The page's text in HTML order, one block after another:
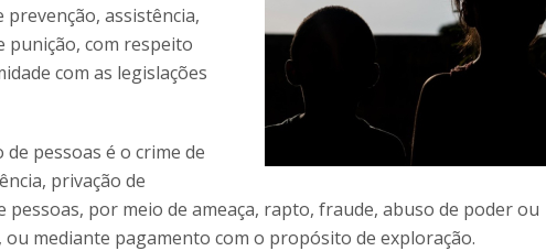
prevenção, assistência,
punição, com respeito
com as legislações
pessoas é o crime de
privação de
por meio de ameaça, rapto, fraude, abuso de poder ou
mediante pagamento com o propósito de exploração.